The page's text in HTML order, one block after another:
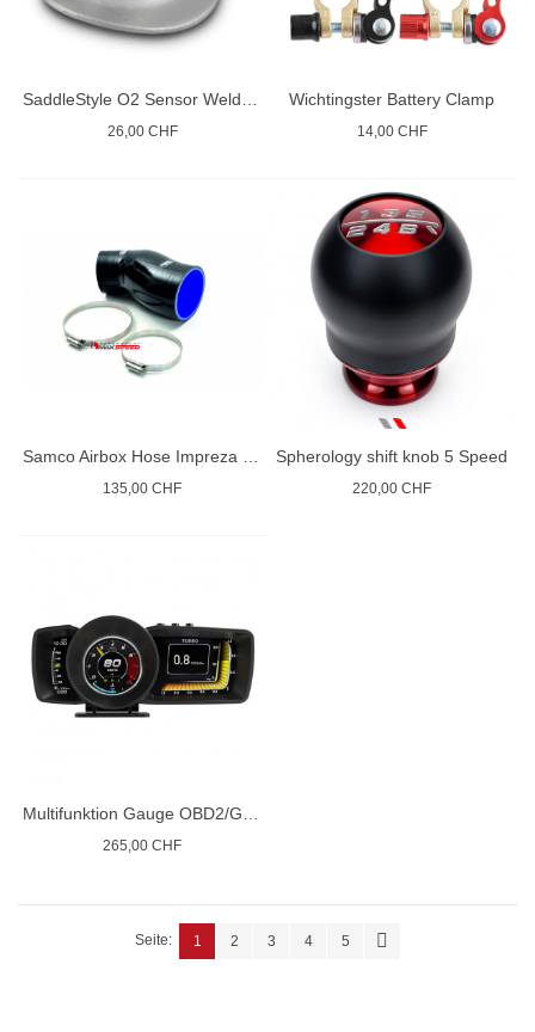
SaddleStyle O2 Sensor Weld Bungs
26,00 CHF
Wichtingster Battery Clamp
14,00 CHF
Samco Airbox Hose Impreza GT GC8 97/2000
135,00 CHF
Spherology shift knob 5 Speed
220,00 CHF
Multifunktion Gauge OBD2/GPS
265,00 CHF
Seite: 1 2 3 4 5